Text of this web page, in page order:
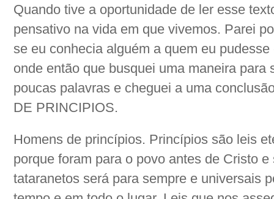
Quando tive a oportunidade de ler esse
pensativo na vida em que vivemos. Parei
se eu conhecia alguém a quem eu
onde então que busquei uma maneira para
poucas palavras e cheguei a uma
DE PRINCIPIOS.
Homens de princípios. Princípios são leis
porque foram para o povo antes de Cristo
tataranetos será para sempre e universais